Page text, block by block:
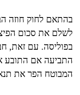
בהתאם לחוק חוזה
לשלם את סכום
בפוליסה. עם זאת,
התביעה אם התובע
המבוטח הפר את